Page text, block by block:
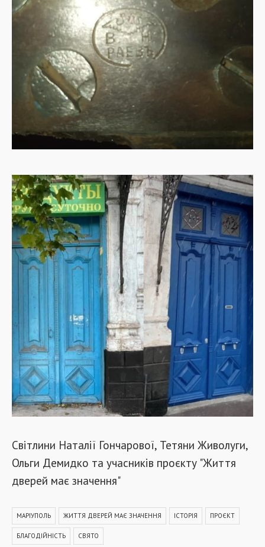
Світлини Наталії Гончарової, Тетяни Живолуги,
Ольги Демидко та учасників проєкту "Життя
дверей має значення"
МАРІУПОЛЬ ЖИТТЯ ДВЕРЕЙ МАЄ ЗНАЧЕННЯ ІСТОРІЯ ПРОЄКТ
БЛАГОДІЙНІСТЬ СВЯТО